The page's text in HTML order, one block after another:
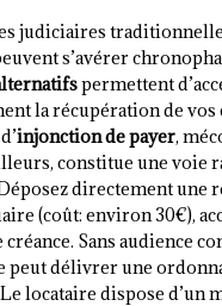
judiciaires
s’avérer
permettent
la récupération de vos
injonction de payer,
constitue une voie
directement une
(coût: environ 30€),
Sans audience
peut délivrer une
locataire dispose